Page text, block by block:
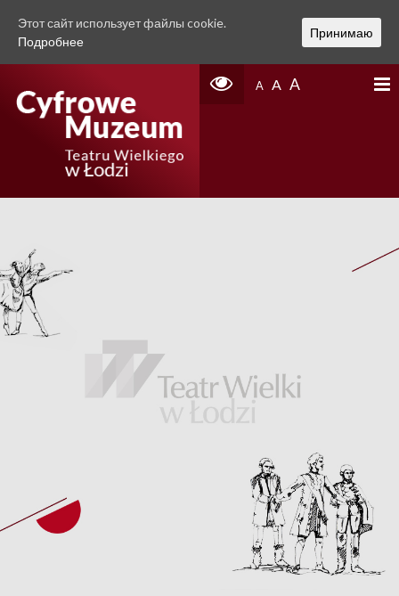
A A A
Этот сайт использует файлы cookie.
Подробнее
Принимаю